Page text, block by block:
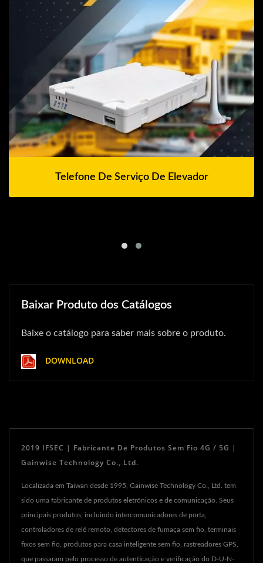
Telefone De Serviço De Elevador
Baixar Produto dos Catálogos
Baixe o catálogo para saber mais sobre o produto.
DOWNLOAD
2019 IFSEC | Fabricante De Produtos Sem Fio 4G / 5G |
Gainwise Technology Co., Ltd.
Localizada em Taiwan desde 1995, Gainwise Technology Co., Ltd. tem
sido uma fabricante de produtos eletrônicos e de comunicação. Seus
principais produtos, incluindo intercomunicadores de porta,
controladores de relé remoto, detectores de fumaça sem fio, terminais
fixos sem fio, produtos para casa inteligente sem fio, rastreadores GPS,
que passaram pelo processo de autenticação e verificação do D-U-N-